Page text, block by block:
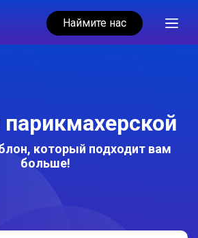
Наймите нас
который подходит вам
больше!